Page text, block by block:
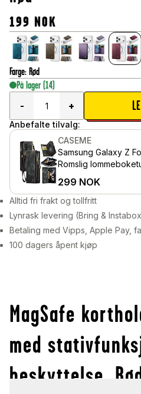
199 NOK
Farge: Rød
På lager (14)
-
+
Anbefalte tilvalg:
CASEME
Samsung Galaxy Z
Romslig
Grå
299 NOK
Alltid fri frakt og tollfritt
Lynrask levering (Bring &
Betaling med Vipps, Apple Pay,
100 dagers åpent kjøp
MagSafe
med
beskyttelse,